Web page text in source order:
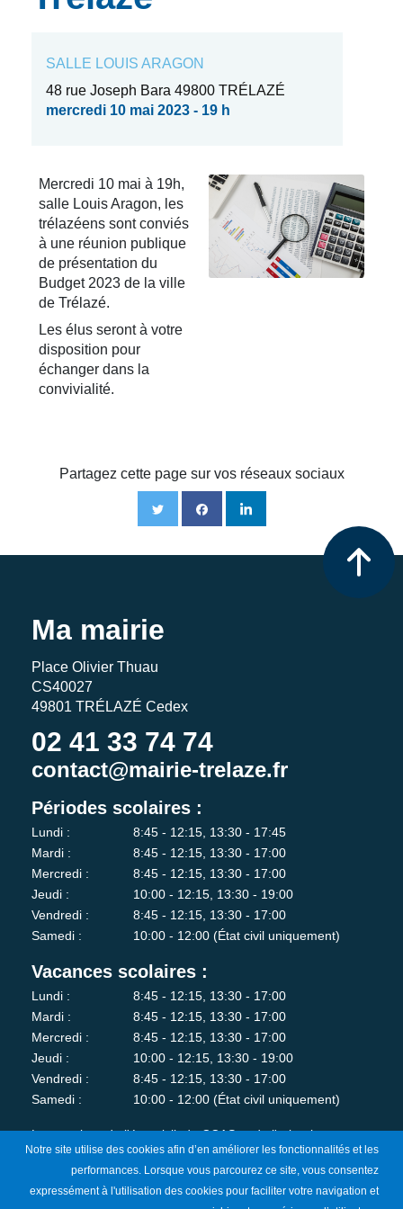
SALLE LOUIS ARAGON
48 rue Joseph Bara 49800 TRÉLAZÉ
mercredi 10 mai 2023 - 19 h
Mercredi 10 mai à 19h,
salle Louis Aragon, les
trélazéens sont conviés
à une réunion publique
de présentation du
Budget 2023 de la ville
de Trélazé.
Les élus seront à votre
disposition pour
échanger dans la
convivialité.
Partagez cette page sur vos réseaux sociaux
Ma mairie
Place Olivier Thuau
CS40027
49801 TRÉLAZÉ Cedex
02 41 33 74 74
contact@mairie-trelaze.fr
Périodes scolaires :
Lundi :
8:45 - 12:15, 13:30 - 17:45
Mardi :
8:45 - 12:15, 13:30 - 17:00
Mercredi :
8:45 - 12:15, 13:30 - 17:00
Jeudi :
10:00 - 12:15, 13:30 - 19:00
Vendredi :
8:45 - 12:15, 13:30 - 17:00
Samedi :
10:00 - 12:00 (État civil uniquement)
Vacances scolaires :
Lundi :
8:45 - 12:15, 13:30 - 17:00
Mardi :
8:45 - 12:15, 13:30 - 17:00
Mercredi :
8:45 - 12:15, 13:30 - 17:00
Jeudi :
10:00 - 12:15, 13:30 - 19:00
Vendredi :
8:45 - 12:15, 13:30 - 17:00
Samedi :
10:00 - 12:00 (État civil uniquement)
Les services de l'état-civil, du CCAS et de l'urbanisme sont
fermés au public le lundi matin.
Notre site utilise des cookies afin d’en améliorer les fonctionnalités et les
performances. Lorsque vous parcourez ce site, vous consentez
expressément à l'utilisation des cookies pour faciliter votre navigation et